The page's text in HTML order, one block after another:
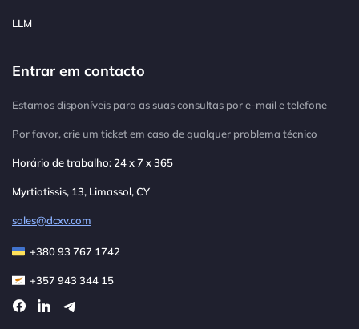
LLM
Entrar em contacto
Estamos disponíveis para as suas consultas por e-mail e telefone
Por favor, crie um ticket em caso de qualquer problema técnico
Horário de trabalho: 24 x 7 x 365
Myrtiotissis, 13, Limassol, CY
sales@dcxv.com
+380 93 767 1742
+357 943 344 15